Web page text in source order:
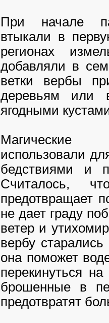
При начале
втыкали в
регионах
добавляли в
ветки вербы
деревьям или
ягодными
использовали
бедствиями и
Считалось,
предотвращает
не дает граду
ветер и
вербу старались
она поможет
перекинуться
брошенные в
предотвратят